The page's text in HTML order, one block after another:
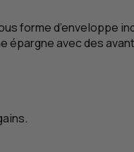
forme d’enveloppe
avec des